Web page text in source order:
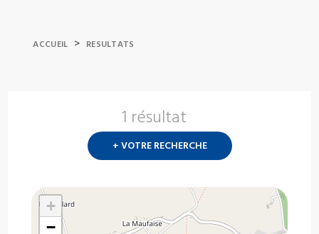
ACCUEIL > RESULTATS
1 résultat
+ VOTRE RECHERCHE
+
−